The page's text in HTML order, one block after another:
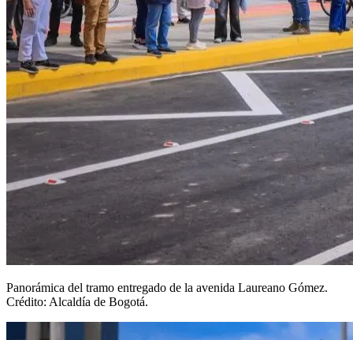
Panorámica del tramo entregado de la avenida Laureano Gómez.
Crédito: Alcaldía de Bogotá.